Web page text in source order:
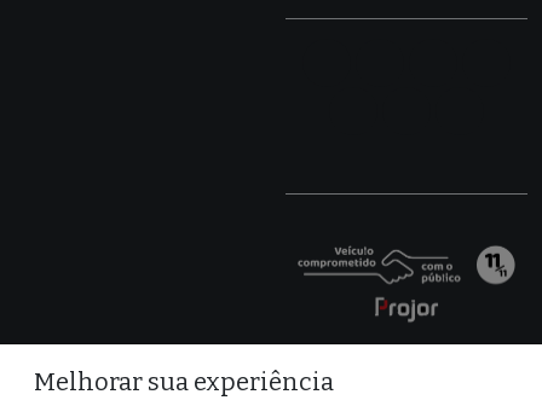
Melhorar sua experiência